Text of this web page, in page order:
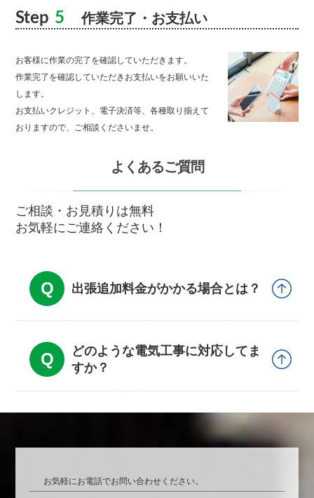
Step 5 作業完了・お支払い
お客様に作業の完了を確認していただきます。
作業完了を確認していただきお支払いをお願いいた
します。
お支払いクレジット、電子決済等、各種取り揃えて
おりますので、ご相談くださいませ。
よくあるご質問
ご相談・お見積りは無料
お気軽にご連絡ください！
出張追加料金がかかる場合とは？
どのような電気工事に対応してま
すか？
お気軽にお電話でお問い合わせください。